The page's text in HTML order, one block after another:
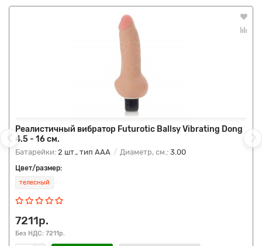
Реалистичный вибратор Futurotic Ballsy Vibrating Dong
4.5 - 16 см.
Батарейки: 2 шт., тип AAA Диаметр, см.: 3.00
Цвет/размер:
телесный
7211р.
Без НДС: 7211р.